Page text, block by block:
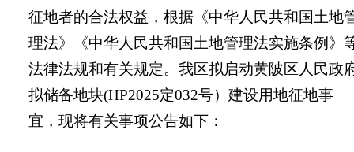
征地者的合法权益，根据《中华人民共和国土地
理法》 《中华人民共和国土地管理法实施条例》
法律法规和有关规定。我区拟启动黄陂区人民政
拟储备地块(HP2025定032号）建设用地征地事
宜，现将有关事项公告如下：